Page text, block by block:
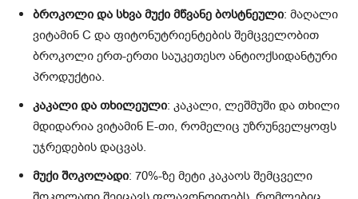
ბროკოლი და სხვა მუქი მწვანე ბოსტნეული: მაღალი
ვიტამინ C და ფიტონუტრიენტების შემცველობით
ბროკოლი ერთ-ერთი საუკეთესო ანტიოქსიდანტური
პროდუქტია.
კაკალი და თხილეული: კაკალი, ლეშმუში და თხილი
მდიდარია ვიტამინ E-თი, რომელიც უზრუნველყოფს
უჯრედების დაცვას.
მუქი შოკოლადი: 70%-ზე მეტი კაკაოს შემცველი